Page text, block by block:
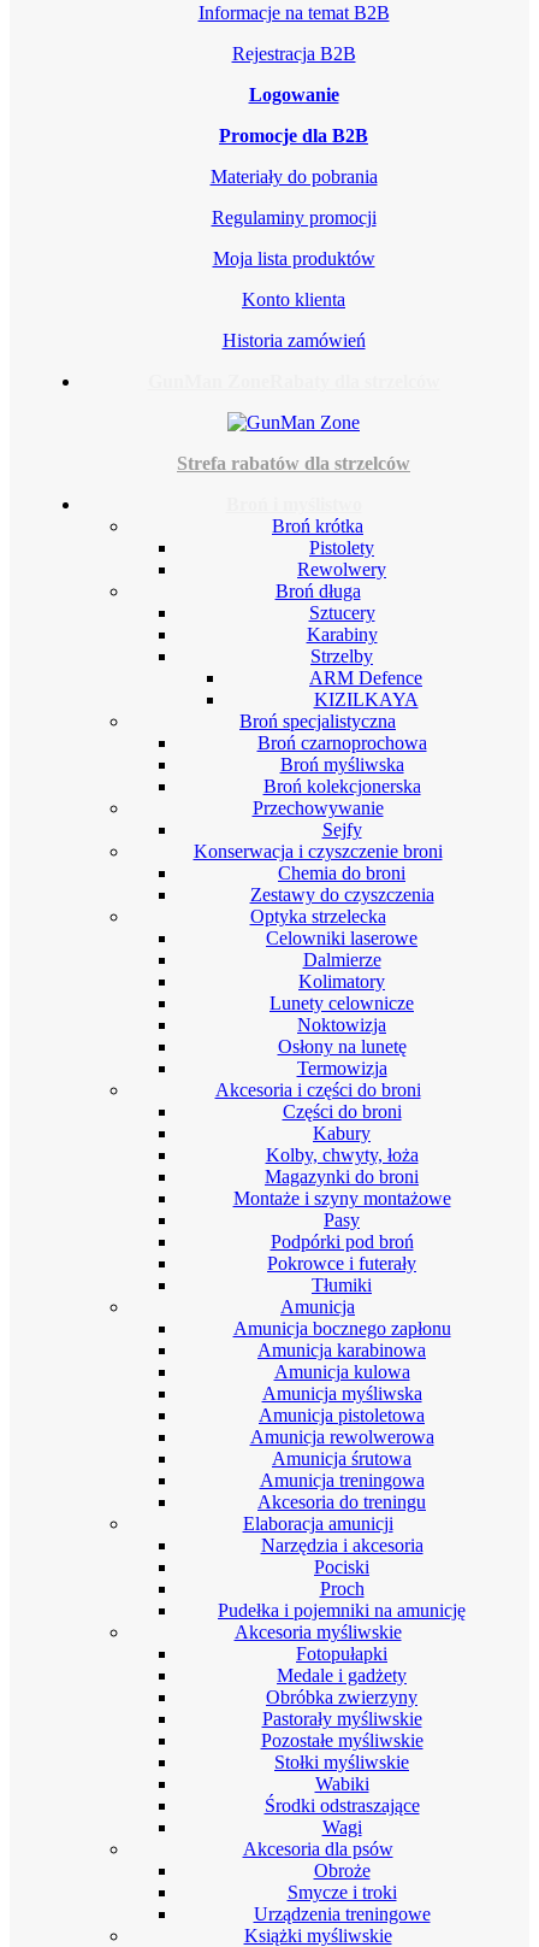
Informacje na temat B2B
Rejestracja B2B
Logowanie
Promocje dla B2B
Materiały do pobrania
Regulaminy promocji
Moja lista produktów
Konto klienta
Historia zamówień
Strefa rabatów dla strzelców
Broń krótka
Pistolety
Rewolwery
Broń długa
Sztucery
Karabiny
Strzelby
ARM Defence
KIZILKAYA
Broń specjalistyczna
Broń czarnoprochowa
Broń myśliwska
Broń kolekcjonerska
Przechowywanie
Sejfy
Konserwacja i czyszczenie broni
Chemia do broni
Zestawy do czyszczenia
Optyka strzelecka
Celowniki laserowe
Dalmierze
Kolimatory
Lunety celownicze
Noktowizja
Osłony na lunetę
Termowizja
Akcesoria i części do broni
Części do broni
Kabury
Kolby, chwyty, łoża
Magazynki do broni
Montaże i szyny montażowe
Pasy
Podpórki pod broń
Pokrowce i futerały
Tłumiki
Amunicja
Amunicja bocznego zapłonu
Amunicja karabinowa
Amunicja kulowa
Amunicja myśliwska
Amunicja pistoletowa
Amunicja rewolwerowa
Amunicja śrutowa
Amunicja treningowa
Akcesoria do treningu
Elaboracja amunicji
Narzędzia i akcesoria
Pociski
Proch
Pudełka i pojemniki na amunicję
Akcesoria myśliwskie
Fotopułapki
Medale i gadżety
Obróbka zwierzyny
Pastorały myśliwskie
Pozostałe myśliwskie
Stołki myśliwskie
Wabiki
Środki odstraszające
Wagi
Akcesoria dla psów
Obroże
Smycze i troki
Urządzenia treningowe
Książki myśliwskie